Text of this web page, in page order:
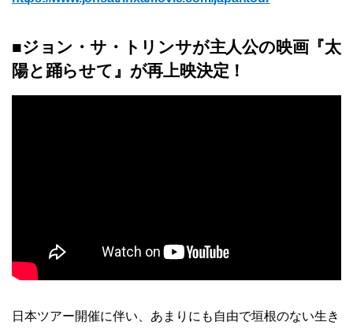
■ジョン・サ・トリンサが主人公の映画『太
陽と踊らせて』が再上映決定！
日本ツアー開催に伴い、あまりにも自由で垣根のない生き